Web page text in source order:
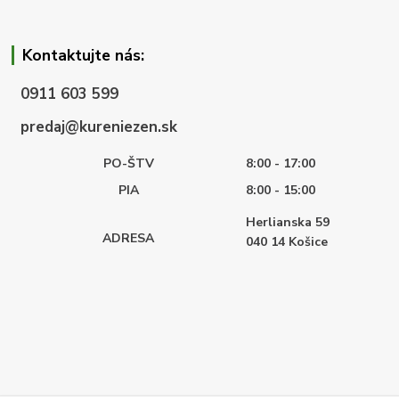
Kontaktujte nás:
0911 603 599
predaj@kureniezen.sk
PO-ŠTV
8:00 - 17:00
PIA
8:00 - 15:00
ADRESA
Herlianska 59
040 14 Košice